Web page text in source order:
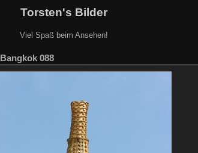
Torsten's Bilder
Viel Spaß beim Ansehen!
Bangkok 088